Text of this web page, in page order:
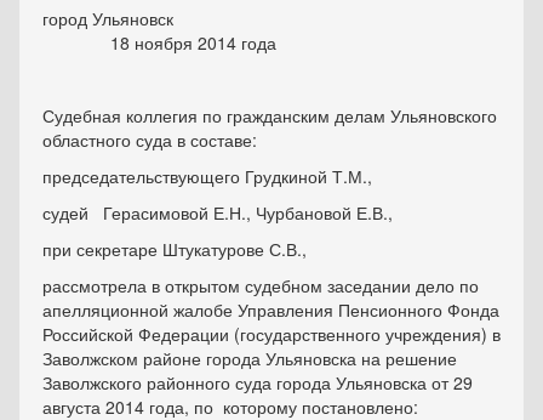
город Ульяновск
18 ноября 2014 года
Судебная коллегия по гражданским делам Ульяновского
областного суда в составе:
председательствующего Грудкиной Т.М.,
судей Герасимовой Е.Н., Чурбановой Е.В.,
при секретаре Штукатурове С.В.,
рассмотрела в открытом судебном заседании дело по
апелляционной жалобе Управления Пенсионного Фонда
Российской Федерации (государственного учреждения) в
Заволжском районе города Ульяновска на решение
Заволжского районного суда города Ульяновска от 29
августа 2014 года, по которому постановлено: